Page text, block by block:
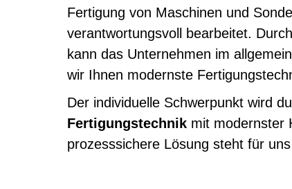
Fertigung von Maschinen und
verantwortungsvoll bearbeitet.
kann das Unternehmen im
wir Ihnen modernste
Der individuelle Schwerpunkt wird
Fertigungstechnik mit modernster
prozesssichere Lösung steht für